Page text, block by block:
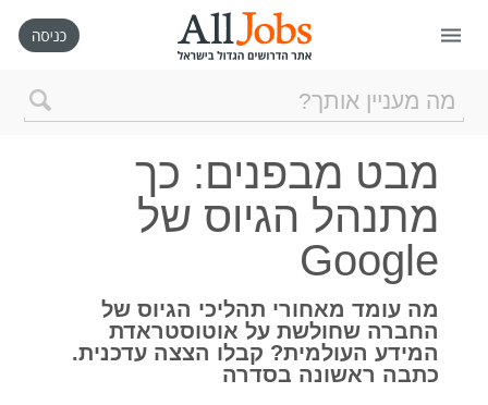
דף הבית
חיפוש חדש
ניהול החיפושים שלי
רכישת AllJobs VIP
כמה אתם שווים?
מבט מבפנים: כך
מתנהל הגיוס של
Google
מה עומד מאחורי תהליכי הגיוס של
החברה שחולשת על אוטוסטראדת
המידע העולמית? קבלו הצצה עדכנית.
כתבה ראשונה בסדרה